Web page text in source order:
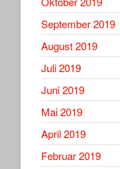
September 2019
August 2019
Juli 2019
Juni 2019
Mai 2019
April 2019
Februar 2019